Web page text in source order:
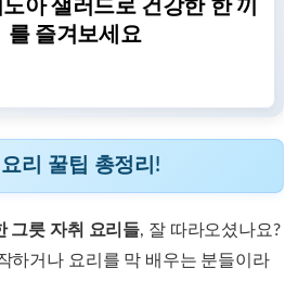
아 샐러드로 건강한 한 끼
를 즐겨보세요
요리 꿀팁 총정리!
그릇 자취 요리들, 잘 따라오셨나요?
하거나 요리를 막 배우는 분들이라